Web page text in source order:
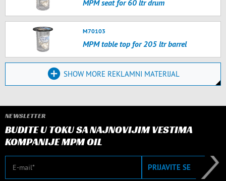
MPM seat for 60 ltr drum
M70103
MPM table top for 205 ltr barrel
SHOW MORE REKLAMNI MATERIJAL
NEWSLETTER
BUDITE U TOKU SA NAJNOVIJIM VESTIMA
KOMPANIJE MPM OIL
E-mail PRIJAVITE SE